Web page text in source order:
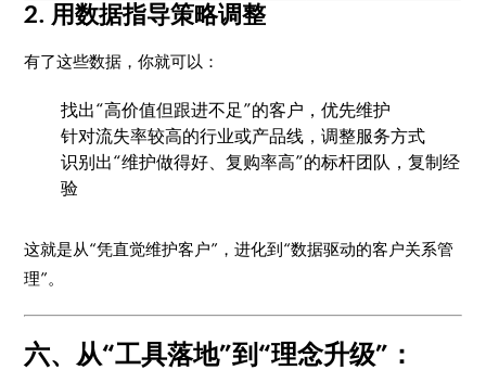
2. 用数据指导策略调整
有了这些数据，你就可以：
找出“高价值但跟进不足”的客户，优先维护
针对流失率较高的行业或产品线，调整服务方式
识别出“维护做得好、复购率高”的标杆团队，复制经
验
这就是从“凭直觉维护客户”，进化到“数据驱动的客户关系管
理”。
六、从“工具落地”到“理念升级”：